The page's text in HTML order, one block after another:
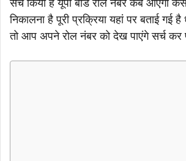
निकालना है पूरी प्रक्रिया यहां पर बताई गई
तो आप अपने रोल नंबर को देख पाएंगे सर्च कर